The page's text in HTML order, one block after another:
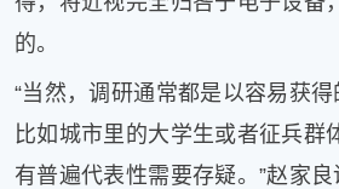
的。
“当然，调研通常都是以容易获得
比如城市里的大学生或者征兵群
有普遍代表性需要存疑。”赵家良